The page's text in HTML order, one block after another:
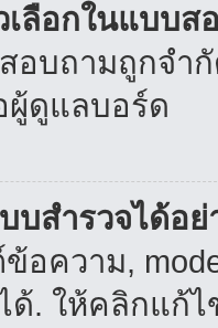
ลือกในแบบส
อบถามถูกจำ
ผู้ดูแลบอร์ด
สำรวจได้อย่
ความ,
ด้. ให้คลิกแก้